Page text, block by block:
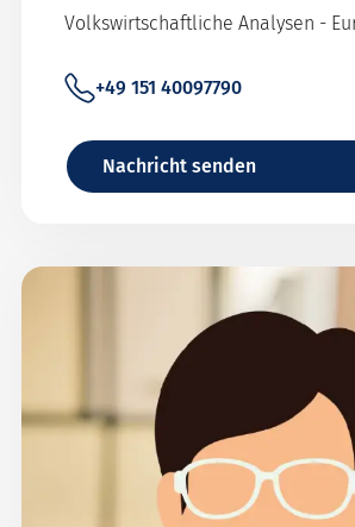
Volkswirtschaftliche Analysen -
+49 151 40097790
Nachricht senden